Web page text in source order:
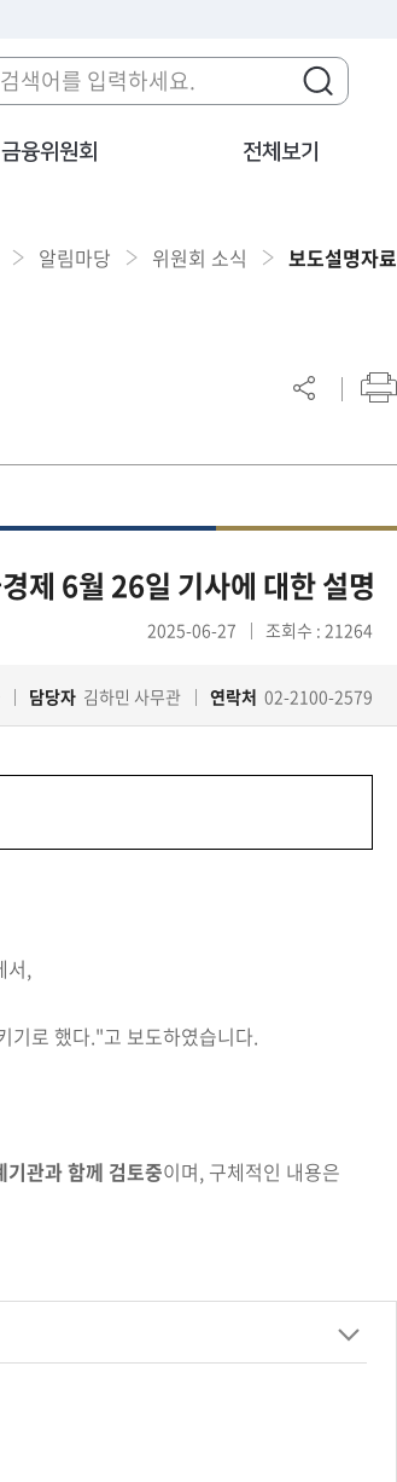
금융위원회 전체보기
알림마당 위원회 소식 보도설명자료
제 6월 26일 기사에 대한 설명
2025-06-27 조회수 : 21264
담당자 김하민 사무관 연락처 02-2100-2579
서,
기로 했다."고 보도하였습니다.
기관과 함께 검토중이며, 구체적인 내용은